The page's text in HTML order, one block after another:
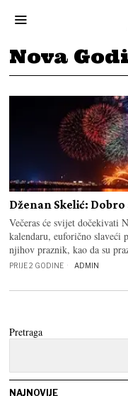
Nova
Dženan Skelić:
Večeras će svijet dočekivati
kalendaru, euforično slaveći
njihov praznik, kao da su
PRIJE 2 GODINE ADMIN
Pretraga
NAJNOVIJE